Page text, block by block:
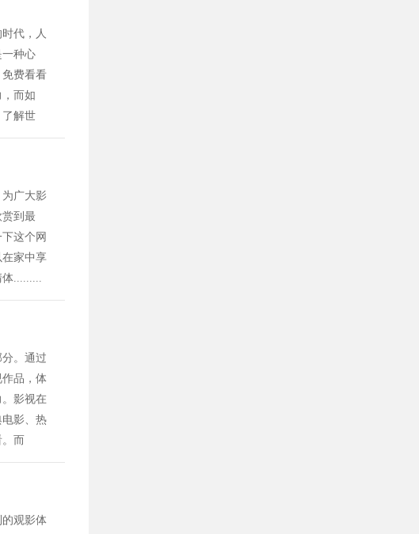
代，人
种心
费看看
而如
解世
广大影
到最
这个网
家中享
.........
。通过
品，体
影视在
影、热
而
观影体